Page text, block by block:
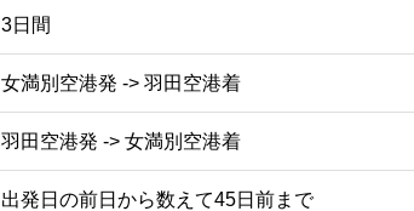
3日間
女満別空港発 -> 羽田空港着
羽田空港発 -> 女満別空港着
出発日の前日から数えて45日前まで